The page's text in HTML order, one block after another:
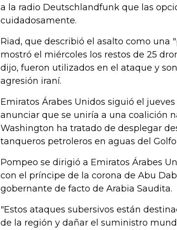
a la radio Deutschlandfunk que las
cuidadosamente.
Riad, que describió el asalto como una
mostró el miércoles los restos de 25
dijo, fueron utilizados en el ataque y
agresión iraní.
Emiratos Árabes Unidos siguió el
anunciar que se uniría a una coalición
Washington ha tratado de desplegar
tanqueros petroleros en aguas del
Pompeo se dirigió a Emiratos Árabes
con el príncipe de la corona de Abu
gobernante de facto de Arabia Saudita.
"Estos ataques subersivos están
de la región y dañar el suministro